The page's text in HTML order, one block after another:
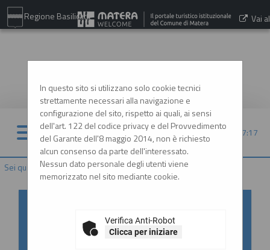
Regione Basilicata Vai al
08/08/2026 07:17
Sei qui: Home
In questo sito si utilizzano solo cookie tecnici
strettamente necessari alla navigazione e
configurazione del sito, rispetto ai quali, ai sensi
dell'art. 122 del codice privacy e del Provvedimento
del Garante dell'8 maggio 2014, non è richiesto
alcun consenso da parte dell'interessato.
Nessun dato personale degli utenti viene
memorizzato nel sito mediante cookie.
Verifica Anti-Robot
Clicca per iniziare
SPID/CIE: istruzioni
In ottemperanza alle normative vigenti